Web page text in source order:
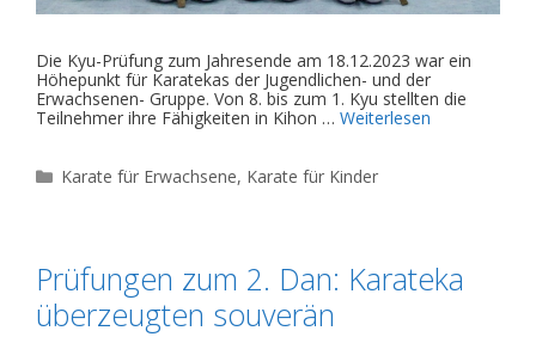
Die Kyu-Prüfung zum Jahresende am 18.12.2023 war ein
Höhepunkt für Karatekas der Jugendlichen- und der
Erwachsenen- Gruppe. Von 8. bis zum 1. Kyu stellten die
Teilnehmer ihre Fähigkeiten in Kihon … Weiterlesen
Kategorien
Karate für Erwachsene, Karate für Kinder
Prüfungen zum 2. Dan: Karateka
überzeugten souverän